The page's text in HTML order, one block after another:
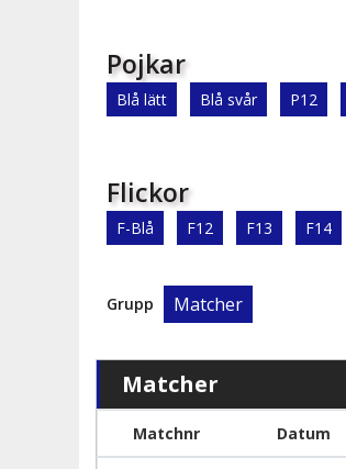
Pojkar
Blå lätt Blå svår P12
Flickor
F-Blå F12 F13 F14
Grupp Matcher
Matcher
Matchnr Datum